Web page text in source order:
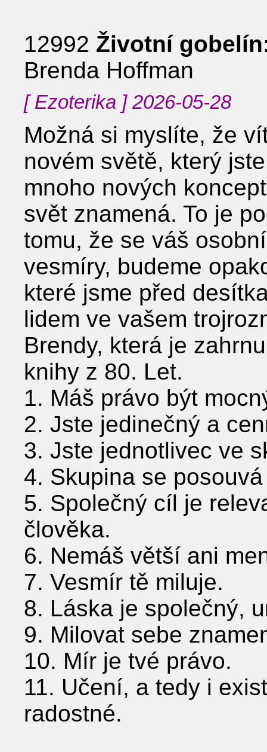
12992 Životní
Brenda Hoffman
[ Ezoterika ] 2026-05-28
Možná si myslíte, že
novém světě, který
mnoho nových
svět znamená. To je
tomu, že se váš
vesmíry, budeme
které jsme před
lidem ve vašem
Brendy, která je
knihy z 80. Let.
1. Máš právo být
2. Jste jedinečný a
3. Jste jednotlivec ve
4. Skupina se
5. Společný cíl je
člověka.
6. Nemáš větší ani
7. Vesmír tě miluje.
8. Láska je společný,
9. Milovat sebe
10. Mír je tvé právo.
11. Učení, a tedy i
radostné.